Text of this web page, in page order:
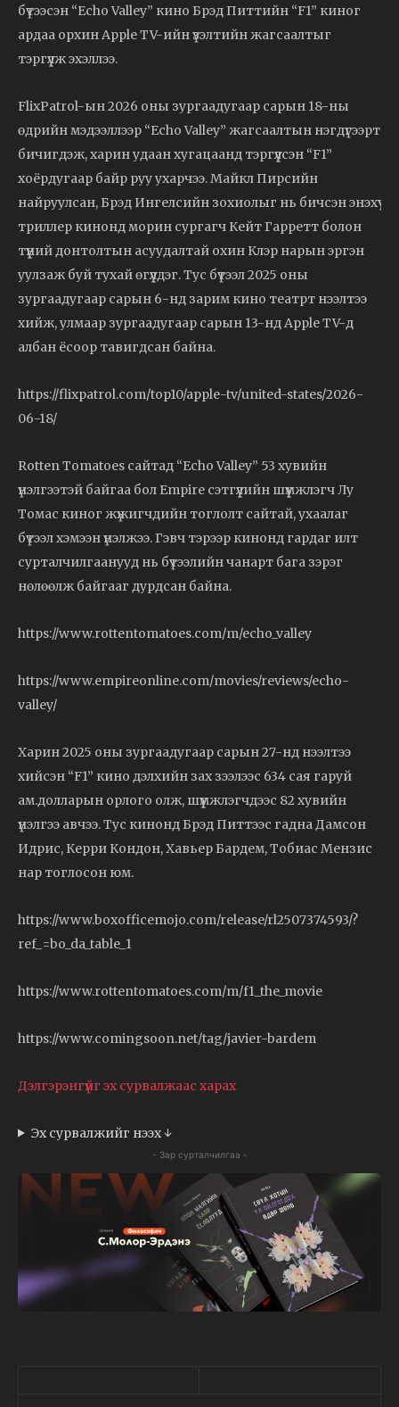
бүтээсэн “Echo Valley” кино Брэд Питтийн “F1” киног
ардаа орхин Apple TV-ийн үзэлтийн жагсаалтыг
тэргүүлж эхэллээ.
FlixPatrol-ын 2026 оны зургаадугаар сарын 18-ны
өдрийн мэдээллээр “Echo Valley” жагсаалтын нэгдүгээрт
бичигдэж, харин удаан хугацаанд тэргүүлсэн “F1”
хоёрдугаар байр руу ухарчээ. Майкл Пирсийн
найруулсан, Брэд Ингелсийн зохиолыг нь бичсэн энэхүү
триллер кинонд морин сургагч Кейт Гарретт болон
түүний донтолтын асуудалтай охин Клэр нарын эргэн
уулзаж буй тухай өгүүлдэг. Тус бүтээл 2025 оны
зургаадугаар сарын 6-нд зарим кино театрт нээлтээ
хийж, улмаар зургаадугаар сарын 13-нд Apple TV-д
албан ёсоор тавигдсан байна.
https://flixpatrol.com/top10/apple-tv/united-states/2026-
06-18/
Rotten Tomatoes сайтад “Echo Valley” 53 хувийн
үнэлгээтэй байгаа бол Empire сэтгүүлийн шүүмжлэгч Лу
Томас киног жүжигчдийн тоглолт сайтай, ухаалаг
бүтээл хэмээн үнэлжээ. Гэвч тэрээр кинонд гардаг илт
сурталчилгаанууд нь бүтээлийн чанарт бага зэрэг
нөлөөлж байгааг дурдсан байна.
https://www.rottentomatoes.com/m/echo_valley
https://www.empireonline.com/movies/reviews/echo-
valley/
Харин 2025 оны зургаадугаар сарын 27-нд нээлтээ
хийсэн “F1” кино дэлхийн зах зээлээс 634 сая гаруй
ам.долларын орлого олж, шүүмжлэгчдээс 82 хувийн
үнэлгээ авчээ. Тус кинонд Брэд Питтээс гадна Дамсон
Идрис, Керри Кондон, Хавьер Бардем, Тобиас Мензис
нар тоглосон юм.
https://www.boxofficemojo.com/release/rl2507374593/?
ref_=bo_da_table_1
https://www.rottentomatoes.com/m/f1_the_movie
https://www.comingsoon.net/tag/javier-bardem
Дэлгэрэнгүйг эх сурвалжаас харах
Эх сурвалжийг нээх ↓
- Зар сурталчилгаа -